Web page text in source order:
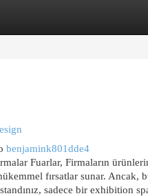
benjamink801dde4
Fuarlar, Firmaların
fırsatlar sunar.
sadece bir exhibition